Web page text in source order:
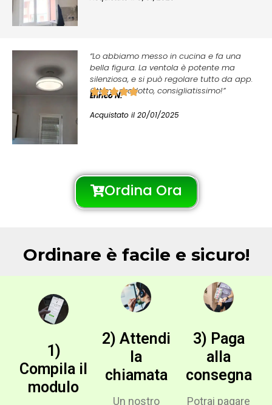
“Lo abbiamo messo in cucina e fa una
bella figura. La ventola è potente ma
silenziosa, e si può regolare tutto da app.
Ottimo prodotto, consigliatissimo!”
Enrico N.
Acquistato il 20/01/2025
Ordina Ora
Ordinare è facile e sicuro!
1)
Compila il
modulo
2) Attendi
la
chiamata
Un nostro
3) Paga
alla
consegna
Potrai pagare